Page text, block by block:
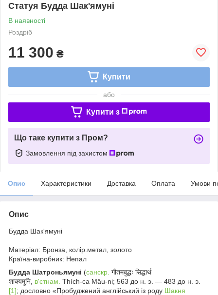
Статуя Будда Шак'ямуні
В наявності
Роздріб
11 300 ₴
Купити
або
Купити з
Що таке купити з Пром?
Замовлення під захистом
Опис Характеристики Доставка Оплата Умови
Опис
Будда Шак'ямуні
Матеріал: Бронза, колір.метал, золото
Країна-виробник: Непал
Будда Шатроньямуні (санскр. गौतमबुद्धः सिद्धार्थ
शाक्यमुनि, в'єтнам. Thích-ca Mâu-ni; 563 до н. э. — 483 до н. э.
[1]; дословно «Пробуджений англійський із роду Шакня